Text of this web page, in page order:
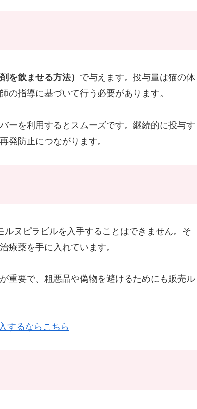
を飲ませる方法） で与えます。投与量は猫の体
の指導に基づいて行う必要があります。
ーを利用するとスムーズです。継続的に投与す
発防止につながります。
ヌピラビルを入手することはできません。そ
療薬を手に入れています。
重要で、粗悪品や偽物を避けるためにも販売ル
するならこちら